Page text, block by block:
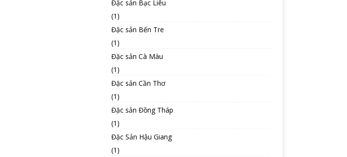
Đặc sản Bạc Liêu
(1)
Đặc sản Bến Tre
(1)
Đặc sản Cà Màu
(1)
Đặc sản Cần Thơ
(1)
Đặc sản Đồng Tháp
(1)
Đặc Sản Hậu Giang
(1)